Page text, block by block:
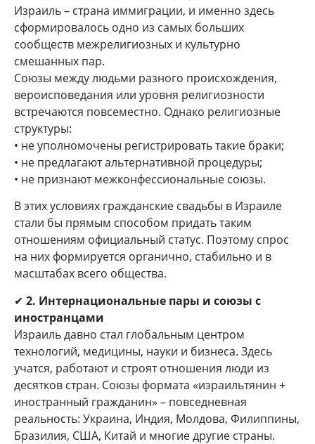
Израиль – страна иммиграции, и именно здесь
сформировалось одно из самых больших
сообществ межрелигиозных и культурно
смешанных пар.
Союзы между людьми разного происхождения,
вероисповедания или уровня религиозности
встречаются повсеместно. Однако религиозные
структуры:
• не уполномочены регистрировать такие браки;
• не предлагают альтернативной процедуры;
• не признают межконфессиональные союзы.
В этих условиях гражданские свадьбы в Израиле
стали бы прямым способом придать таким
отношениям официальный статус. Поэтому спрос
на них формируется органично, стабильно и в
масштабах всего общества.
✔ 2. Интернациональные пары и союзы с
иностранцами
Израиль давно стал глобальным центром
технологий, медицины, науки и бизнеса. Здесь
учатся, работают и строят отношения люди из
десятков стран. Союзы формата «израильтянин +
иностранный гражданин» – повседневная
реальность: Украина, Индия, Молдова, Филиппины,
Бразилия, США, Китай и многие другие страны.